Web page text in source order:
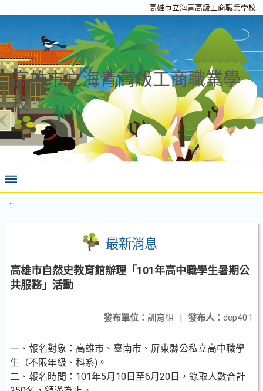
高雄市立海青高級工商職業學校
高雄市立海青高級工商職業學
校
:::
最新消息
高雄市自然史教育館辦理「101年高中職學生暑期公
共服務」活動
發布人： dep401
發布單位： 訓育組 |
一、報名對象：高雄市、臺南市、屏東縣公私立高中職學
生（不限年級、科系)。
二、報名時間：101年5月10日至6月20日，錄取人數合計